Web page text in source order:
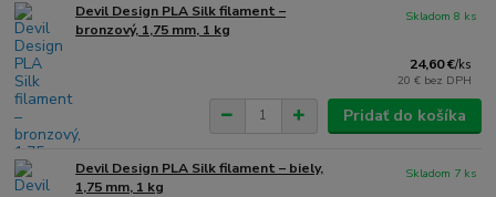
Devil Design PLA Silk filament –
bronzový, 1,75 mm, 1 kg
24,60 €/ks
20 € bez DPH
Skladom 8 ks
Pridať do košíka
Devil Design PLA Silk filament – biely,
1,75 mm, 1 kg
Skladom 7 ks